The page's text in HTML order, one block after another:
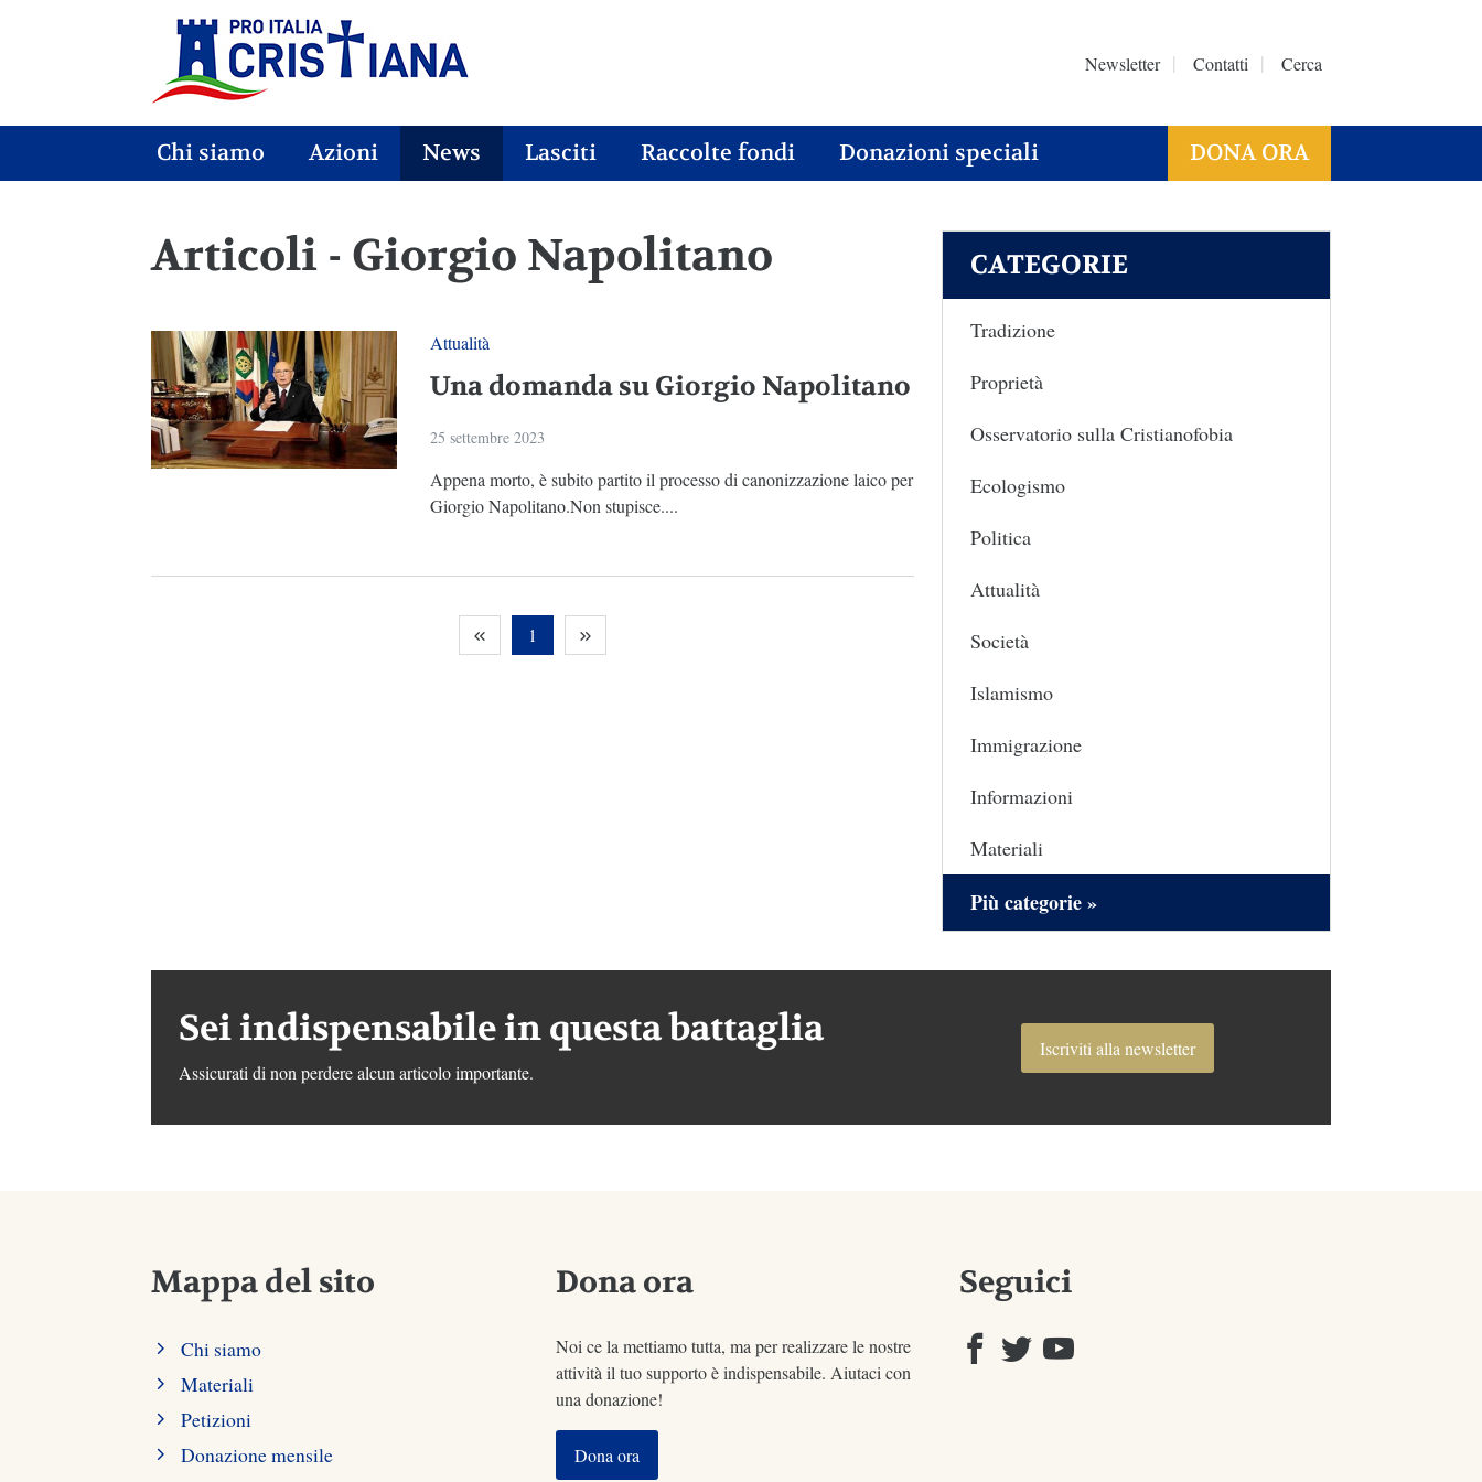
Newsletter Contatti Cerca
Chi siamo Azioni News Lasciti Raccolte fondi Donazioni speciali DONA ORA
Articoli - Giorgio Napolitano
Attualità
Una domanda su Giorgio Napolitano
25 settembre 2023
Appena morto, è subito partito il processo di canonizzazione laico per
Giorgio Napolitano.Non stupisce....
1
CATEGORIE
Tradizione
Proprietà
Osservatorio sulla Cristianofobia
Ecologismo
Politica
Attualità
Società
Islamismo
Immigrazione
Informazioni
Materiali
Più categorie »
Sei indispensabile in questa battaglia
Assicurati di non perdere alcun articolo importante.
Iscriviti alla newsletter
Mappa del sito
Chi siamo
Materiali
Petizioni
Donazione mensile
Dona ora
Noi ce la mettiamo tutta, ma per realizzare le nostre
attività il tuo supporto è indispensabile. Aiutaci con
una donazione!
Dona ora
Seguici